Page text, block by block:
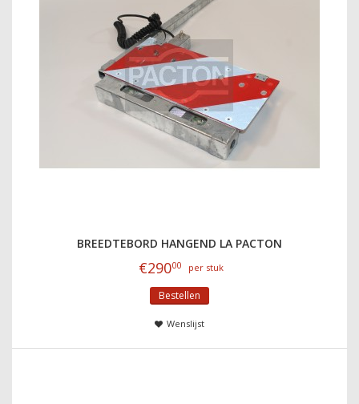
BREEDTEBORD HANGEND LA PACTON
€29000 per stuk
Bestellen
Wenslijst